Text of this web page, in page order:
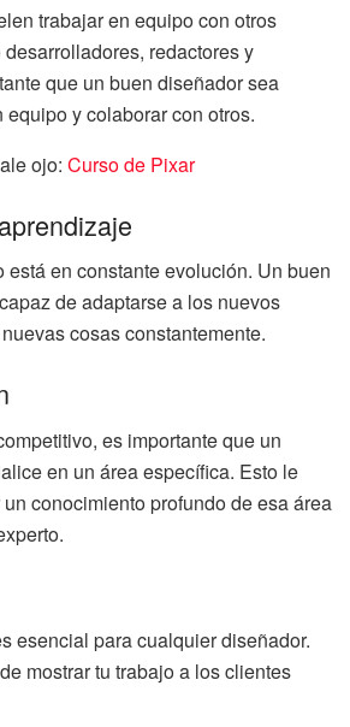
trabajar en equipo con otros
redactores y
que un buen diseñador sea
y colaborar con otros.
ojo: Curso de Pixar
está en constante evolución. Un buen
de adaptarse a los nuevos
cosas constantemente.
es importante que un
en un área específica. Esto le
conocimiento profundo de esa área
esencial para cualquier diseñador.
mostrar tu trabajo a los clientes